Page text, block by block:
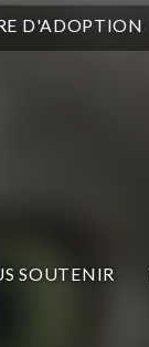
D'ADOPTION
SOUTENIR